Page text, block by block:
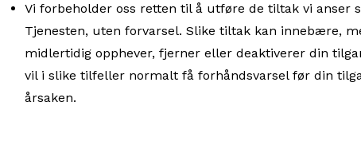
Vi forbeholder oss retten til å utføre de tiltak vi anser
Tjenesten, uten forvarsel. Slike tiltak kan innebære,
midlertidig opphever, fjerner eller deaktiverer din
vil i slike tilfeller normalt få forhåndsvarsel før din
årsaken.